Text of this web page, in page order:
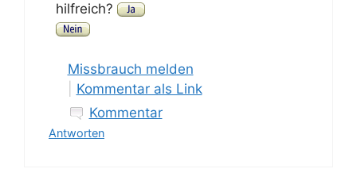
hilfreich?
Missbrauch melden
Kommentar als Link
Kommentar
Antworten